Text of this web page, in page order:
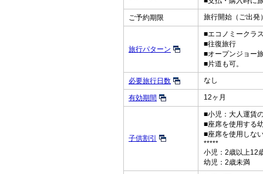
ご予約期限 旅行開始（ご出発
旅行パターン
■エコノミークラ
■往復旅行
■オープンジョー
■片道も可。
必要旅行日数 なし
有効期間 12ヶ月
子供割引
■小児：大人運賃
■座席を使用する
■座席を使用しな
*****
小児：2歳以上12
幼児：2歳未満